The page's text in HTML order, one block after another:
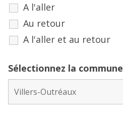
A l'aller
Au retour
A l'aller et au retour
Sélectionnez la